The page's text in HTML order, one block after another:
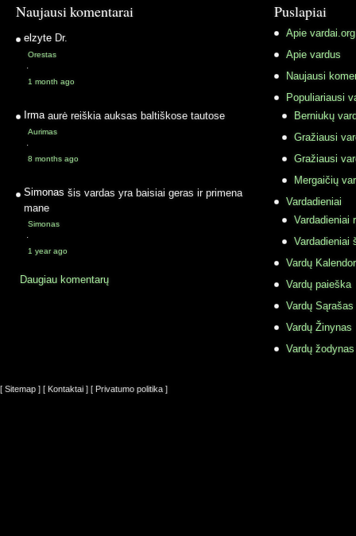
Naujausi komentarai
elzyte Dr.
Orestas
·
1 month ago
Irma aurė reiškia auksas baltiškose tautose
Aurimas
·
8 months ago
Simonas šis vardas yra baisiai geras ir primena
mane
Simonas
·
1 year ago
Daugiau komentarų
Puslapiai
Apie vardai.org
Apie vardus
Naujausi
Populiariausi
Berniukų
Gražiausi
Gražiausi
Mergaičių
Vardadieniai
Vardadieniai
Vardadieniai
Vardų
Vardų paieška
Vardų Sąrašas
Vardų Žinynas
Vardų
[ Sitemap ] [ Kontaktai ] [ Privatumo politika ]